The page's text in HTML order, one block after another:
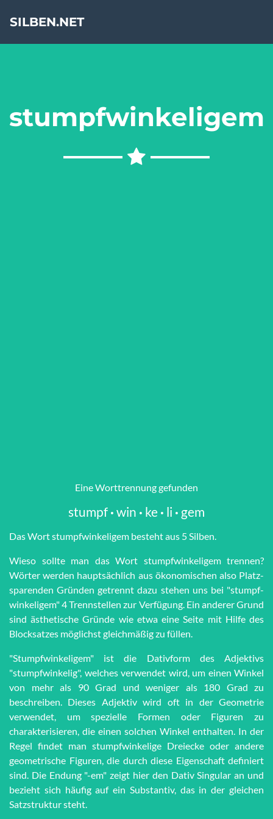
SILBEN.NET
stumpfwinkeligem
Eine Worttrennung gefunden
stumpf · win · ke · li · gem
Das Wort stumpf­win­ke­li­gem besteht aus 5 Silben.
Wieso sollte man das Wort stumpf­win­ke­li­gem trennen?
Wörter werden haupt­sächlich aus öko­no­mi­schen also Platz­
spar­en­den Grün­den getrennt dazu stehen uns bei "stumpf­
win­ke­li­gem" 4 Trenn­stel­len zur Ver­fü­gung. Ein anderer Grund
sind äs­the­tische Grün­de wie et­wa eine Seite mit Hilfe des
Block­satzes möglichst gleich­mä­ßig zu füllen.
"Stumpfwinkeligem" ist die Dativform des Adjektivs
"stumpfwinkelig", welches verwendet wird, um einen Winkel
von mehr als 90 Grad und weniger als 180 Grad zu
beschreiben. Dieses Adjektiv wird oft in der Geometrie
verwendet, um spezielle Formen oder Figuren zu
charakterisieren, die einen solchen Winkel enthalten. In der
Regel findet man stumpfwinkelige Dreiecke oder andere
geometrische Figuren, die durch diese Eigenschaft definiert
sind. Die Endung "-em" zeigt hier den Dativ Singular an und
bezieht sich häufig auf ein Substantiv, das in der gleichen
Satzstruktur steht.